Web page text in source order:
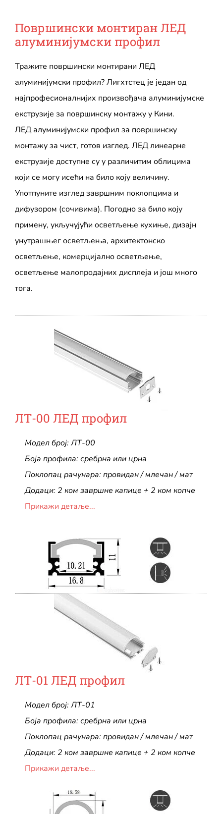
Површински монтиран ЛЕД
алуминијумски профил
Тражите површински монтирани ЛЕД
алуминијумски профил? Лигхтстец је један од
најпрофесионалнијих произвођача алуминијумске
екструзије за површинску монтажу у Кини.
ЛЕД алуминијумски профил за површинску
монтажу за чист, готов изглед. ЛЕД линеарне
екструзије доступне су у различитим облицима
који се могу исећи на било коју величину.
Употпуните изглед завршним поклопцима и
дифузором (сочивима). Погодно за било коју
примену, укључујући осветљење кухиње, дизајн
унутрашњег осветљења, архитектонско
осветљење, комерцијално осветљење,
осветљење малопродајних дисплеја и још много
тога.
ЛТ-00 ЛЕД профил
Модел број: ЛТ-00
Боја профила: сребрна или црна
Поклопац рачунара: провидан / млечан / мат
Додаци: 2 ком завршне капице + 2 ком копче
Прикажи детаље...
ЛТ-01 ЛЕД профил
Модел број: ЛТ-01
Боја профила: сребрна или црна
Поклопац рачунара: провидан / млечан / мат
Додаци: 2 ком завршне капице + 2 ком копче
Прикажи детаље...